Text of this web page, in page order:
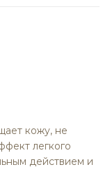
кожу, не
легкого
действием и